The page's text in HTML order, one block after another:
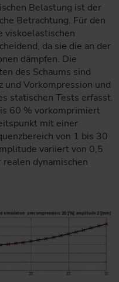
Belastung ist der
Betrachtung. Für den
viskoelastischen
da sie die an der
dämpfen. Die
des Schaums sind
und Vorkompression und
statischen Tests erfasst.
60 % vorkomprimiert
mit einer
von 1 bis 30
variiert von 0,5
dynamischen